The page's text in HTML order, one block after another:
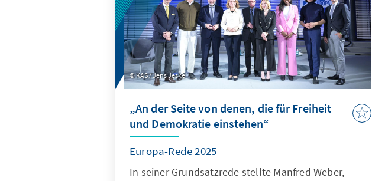
KAS / Jens Jeske
„An der Seite von denen, die für Freiheit
und Demokratie einstehen“
Europa-Rede 2025
In seiner Grundsatzrede stellte Manfred Weber,